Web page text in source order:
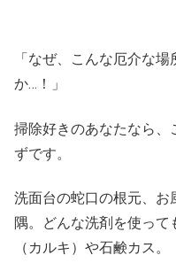
「なぜ、こんな厄介な
か…！」
掃除好きのあなたなら、
ずです。
洗面台の蛇口の根元、
隅。どんな洗剤を使っ
（カルキ）や石鹸カス。